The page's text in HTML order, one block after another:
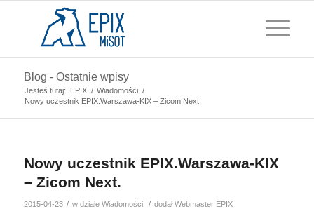
Blog - Ostatnie wpisy
Jesteś tutaj: EPIX / Wiadomości /
Nowy uczestnik EPIX.Warszawa-KIX – Zicom Next.
Nowy uczestnik EPIX.Warszawa-KIX
– Zicom Next.
2015-04-23 / w dziale Wiadomości / dodałWebmaster EPIX